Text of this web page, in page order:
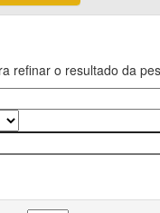
refinar o resultado da